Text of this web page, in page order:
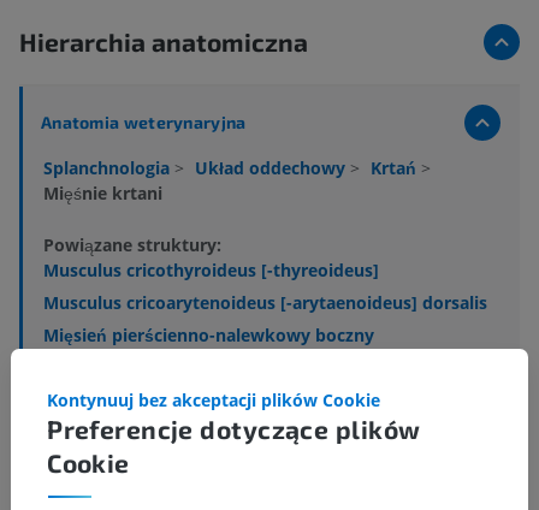
Hierarchia anatomiczna
Anatomia weterynaryjna
Splanchnologia > Układ oddechowy > Krtań >
Mięśnie krtani
Powiązane struktury:
Musculus cricothyroideus [-thyreoideus]
Musculus cricoarytenoideus [-arytaenoideus] dorsalis
Mięsień pierścienno-nalewkowy boczny
Musculus thyroarytenoideus [thyreoarytaenoideus]
accessorius
Musculus hyoepiglotticus
Musculus tensor ventriculi laryngis
Preferencje dotyczące plików
Cookie
Kontynuuj bez akceptacji plików Cookie